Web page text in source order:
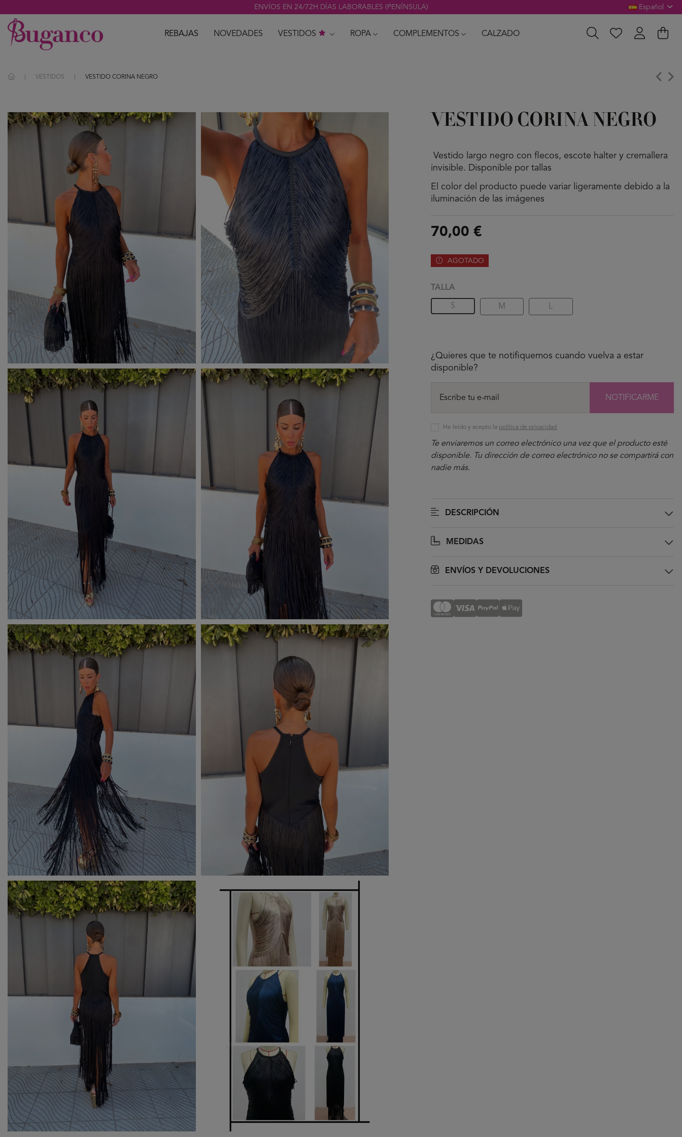
ENVÍOS EN 24/72H DÍAS LABORABLES (PENÍNSULA) Español
REBAJAS NOVEDADES VESTIDOS ROPA COMPLEMENTOS CALZADO
VESTIDOS VESTIDO CORINA NEGRO
VESTIDO CORINA NEGRO
Vestido largo negro con flecos, escote halter y cremallera
invisible. Disponible por tallas
El color del producto puede variar ligeramente debido a la
iluminación de las imágenes
70,00 €
AGOTADO
TALLA
S M L
¿Quieres que te notifiquemos cuando vuelva a estar
disponible?
NOTIFICARME
He leído y acepto la política de privacidad
Te enviaremos un correo electrónico una vez que el producto esté
disponible. Tu dirección de correo electrónico no se compartirá con
nadie más.
DESCRIPCIÓN
MEDIDAS
ENVÍOS Y DEVOLUCIONES